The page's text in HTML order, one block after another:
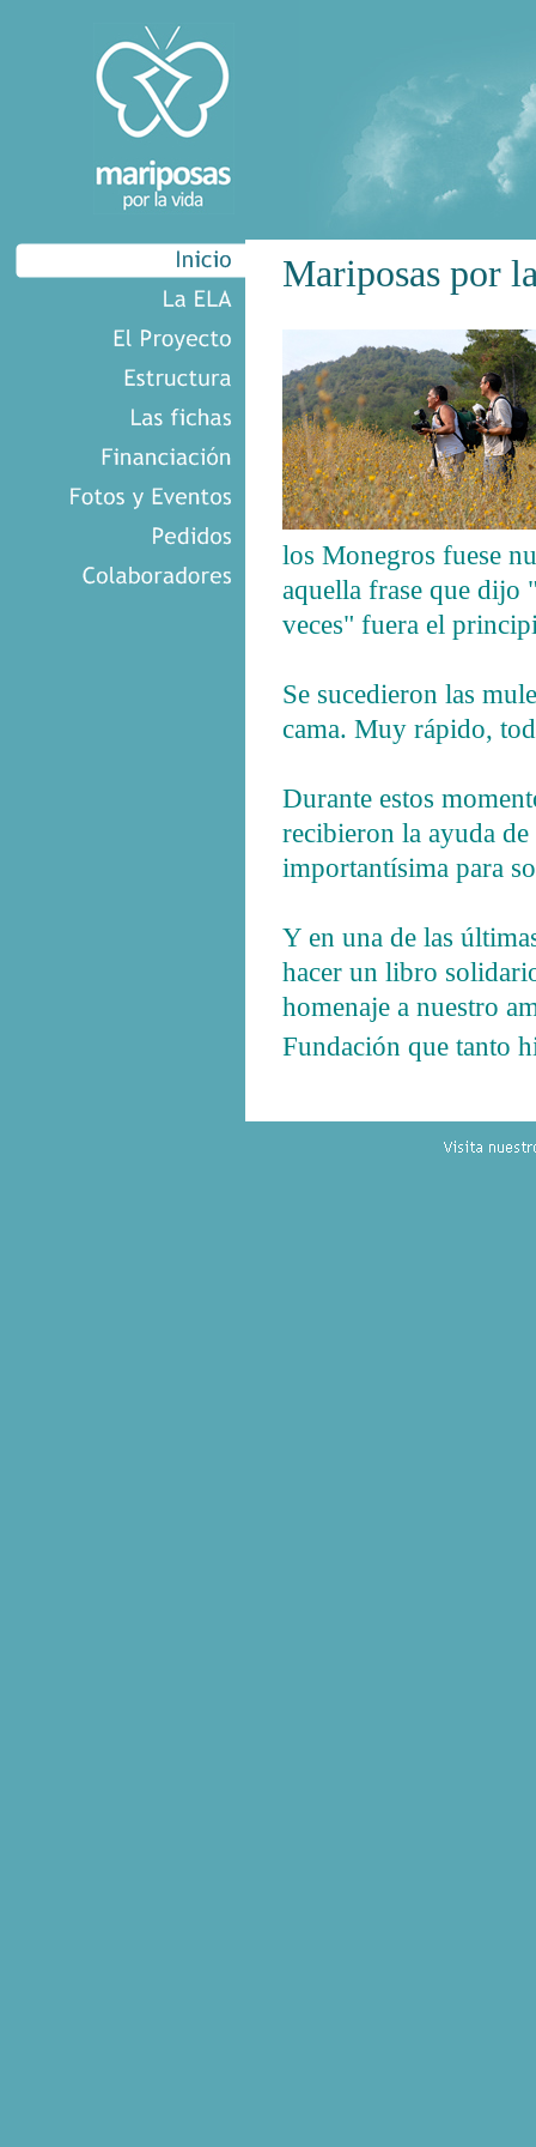
Mariposas por
los Monegros fuese
aquella frase que dijo
veces" fuera el
Se sucedieron las
cama. Muy rápido,
Durante estos
recibieron la ayuda
importantísima para
Y en una de las
hacer un libro
homenaje a nuestro
Fundación que tanto